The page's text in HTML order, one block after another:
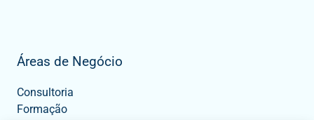
Áreas de Negócio
Consultoria
Formação